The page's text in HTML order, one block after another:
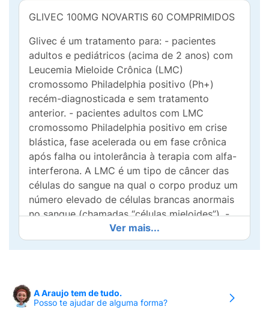
GLIVEC 100MG NOVARTIS 60 COMPRIMIDOS
Glivec é um tratamento para: - pacientes
adultos e pediátricos (acima de 2 anos) com
Leucemia Mieloide Crônica (LMC)
cromossomo Philadelphia positivo (Ph+)
recém-diagnosticada e sem tratamento
anterior. - pacientes adultos com LMC
cromossomo Philadelphia positivo em crise
blástica, fase acelerada ou em fase crônica
após falha ou intolerância à terapia com alfa-
interferona. A LMC é um tipo de câncer das
células do sangue na qual o corpo produz um
número elevado de células brancas anormais
no sangue (chamadas “células mieloides”). -
pacientes adultos e pediátricos (acima de 1
ano) com Leucemia Linfoblástica Aguda (LLA
quimioterapia. Leucemia é um tipo de câncer
das células brancas do sangue. Estas células
Ver mais...
A Araujo tem de tudo.
Posso te ajudar de alguma forma?